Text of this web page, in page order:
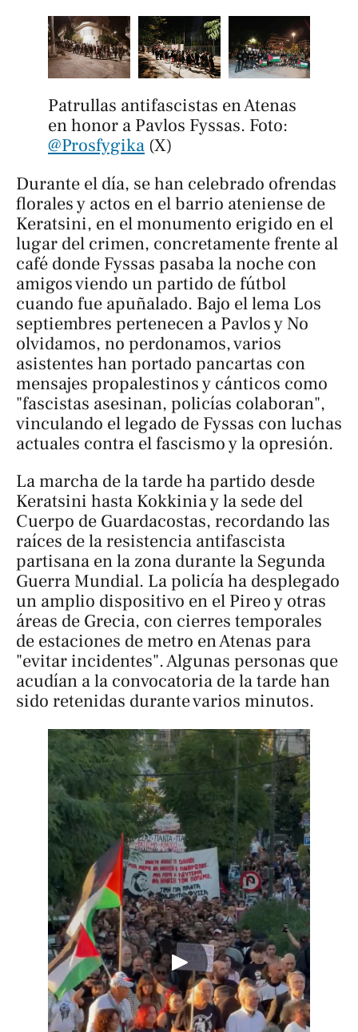
Patrullas antifascistas en Atenas
@Prosfygika (X)
Durante el día, se han celebrado ofrendas
florales y actos en el barrio ateniense de
Keratsini, en el monumento erigido en el
lugar del crimen, concretamente frente al
café donde Fyssas pasaba la noche con
amigos viendo un partido de fútbol
cuando fue apuñalado. Bajo el lema Los
septiembres pertenecen a Pavlosy No
olvidamos, no perdonamos, varios
asistentes han portado pancartas con
mensajes propalestinos y cánticos como
"fascistas asesinan, policías colaboran",
vinculando el legado de Fyssas con luchas
actuales contra el fascismo y la opresión.
La marcha de la tarde ha partido desde
Keratsini hasta Kokkinia y la sede del
Cuerpo de Guardacostas, recordando las
raíces de la resistencia antifascista
partisana en la zona durante la Segunda
Guerra Mundial. La policía ha desplegado
un amplio dispositivo en el Pireo y otras
áreas de Grecia, con cierres temporales
de estaciones de metro en Atenas para
"evitar incidentes". Algunas personas que
acudían a la convocatoria de la tarde han
sido retenidas durante varios minutos.